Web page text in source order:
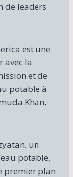
de leaders
est une
avec la
et de
potable à
Khan,
un
potable,
premier plan